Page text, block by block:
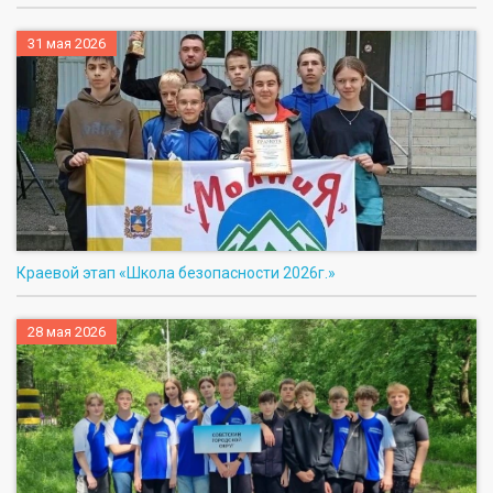
31 мая 2026
Краевой этап «Школа безопасности 2026г.»
28 мая 2026